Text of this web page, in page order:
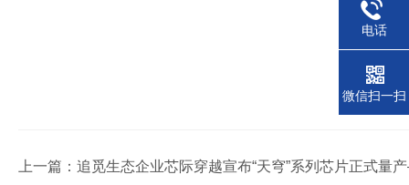
上一篇： 追觅生态企业芯际穿越宣布“天穹”系列芯片正式量
电话
微信扫一扫